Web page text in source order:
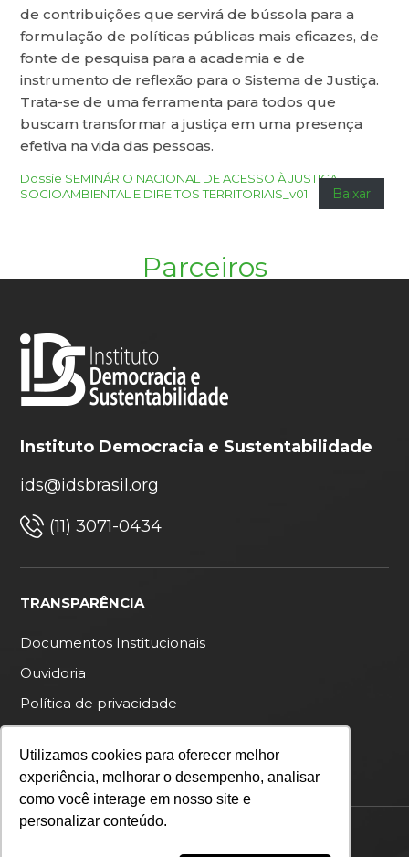
Utilizamos cookies para oferecer melhor
experiência, melhorar o desempenho, analisar
como você interage em nosso site e
personalizar conteúdo.
de contribuições que servirá de bússola para a
formulação de políticas públicas mais eficazes, de
fonte de pesquisa para a academia e de
instrumento de reflexão para o Sistema de Justiça.
Trata-se de uma ferramenta para todos que
buscam transformar a justiça em uma presença
efetiva na vida das pessoas.
Dossie SEMINÁRIO NACIONAL DE ACESSO À JUSTIÇA
SOCIOAMBIENTAL E DIREITOS TERRITORIAIS_v01
Baixar
Parceiros
Instituto Democracia e Sustentabilidade
ids@idsbrasil.org
(11) 3071-0434
TRANSPARÊNCIA
Documentos Institucionais
Ouvidoria
Política de privacidade